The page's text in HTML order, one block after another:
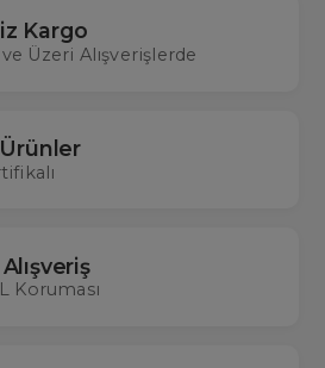
Kargo
Üzeri Alışverişlerde
Koruması